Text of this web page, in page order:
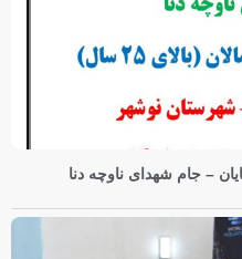
– جام شهدای ناوچه دنا